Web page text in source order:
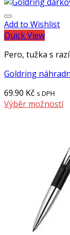
Add to Wishlist
Quick View
Pero, tužka s
Goldring
69.90 Kč s DPH
Výběr možností